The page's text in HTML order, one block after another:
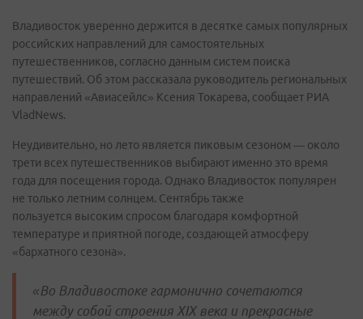
Владивосток уверенно держится в десятке самых популярных
российских направлений для самостоятельных
путешественников, согласно данным систем поиска
путешествий. Об этом рассказала руководитель региональных
направлений «Авиасейлс» Ксения Токарева, сообщает РИА
VladNews.
Неудивительно, но лето является пиковым сезоном — около
трети всех путешественников выбирают именно это время
года для посещения города. Однако Владивосток популярен
не только летним солнцем. Сентябрь также
пользуется высоким спросом благодаря комфортной
температуре и приятной погоде, создающей атмосферу
«бархатного сезона».
«Во Владивостоке гармонично сочетаются
между собой строения XIX века и прекрасные